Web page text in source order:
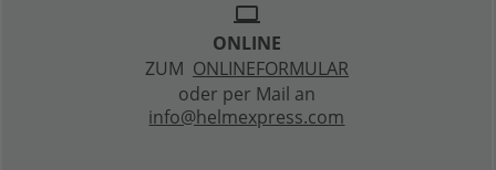
laptop
ONLINE
ZUM ONLINEFORMULAR
oder per Mail an
info@helmexpress.com